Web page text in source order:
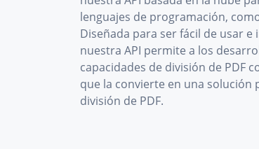
lenguajes de programación,
Diseñada para ser fácil de usar
nuestra API permite a los
capacidades de división de PDF
que la convierte en una solución
división de PDF.